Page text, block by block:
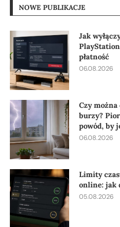
NOWE PUBLIKACJE
Jak
płatność
06.08.2026
Czy
burzy?
powód, by
06.08.2026
Limity
online: jak
05.08.2026